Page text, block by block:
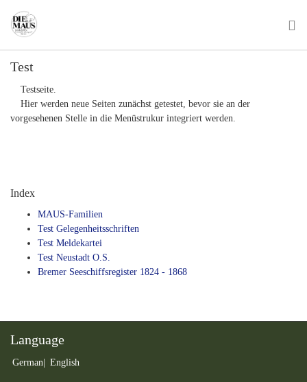
main
Test
Testseite.
Hier werden neue Seiten zunächst getestet, bevor sie an der
vorgesehenen Stelle in die Menüstrukur integriert werden.
Index
MAUS-Familien
Test Gelegenheitsschriften
Test Meldekartei
Test Neustadt O.S.
Bremer Seeschiffsregister 1824 - 1868
Language
German English